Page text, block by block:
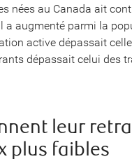
nées au Canada ait
a augmenté parmi la
active dépassait
dépassait celui des
leur
plus faibles